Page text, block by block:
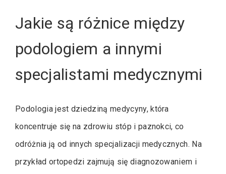
Jakie są różnice między
podologiem a innymi
specjalistami medycznymi
Podologia jest dziedziną medycyny, która
koncentruje się na zdrowiu stóp i paznokci, co
odróżnia ją od innych specjalizacji medycznych. Na
przykład ortopedzi zajmują się diagnozowaniem i